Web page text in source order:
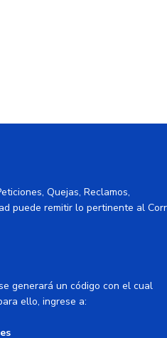
Quejas, Reclamos,
puede remitir lo pertinente al
generará un código con el cual
ello, ingrese a: